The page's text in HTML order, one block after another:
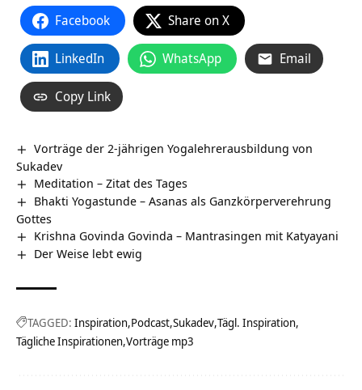
Facebook Share on X
LinkedIn WhatsApp Email
Copy Link
Vorträge der 2-jährigen Yogalehrerausbildung von
Sukadev
Meditation – Zitat des Tages
Bhakti Yogastunde – Asanas als Ganzkörperverehrung
Gottes
Krishna Govinda Govinda – Mantrasingen mit Katyayani
Der Weise lebt ewig
TAGGED: Inspiration Podcast Sukadev Tägl. Inspiration
Tägliche Inspirationen Vorträge mp3